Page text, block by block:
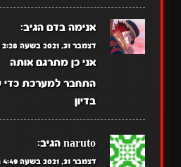
אנימה בדם הגיב:
דצמבר 31, 2021 בשעה 2:28 pm
אני כן מתרגם אותה
התחבר למערכת
בדיון
naruto הגיב:
דצמבר 31, 2021 בשעה 4:49 am